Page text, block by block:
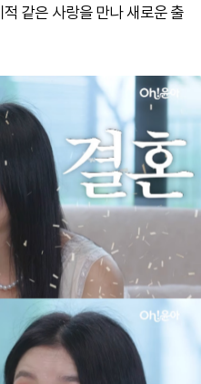
같은 사랑을 만나 새로운 출